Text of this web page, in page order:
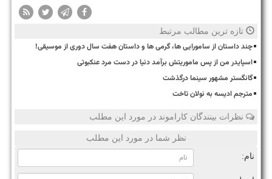
تازه ترین مطالب مرتبط
چند داستان از سامورایی ها، گرمی ها و داستان هفت سال دوری از موسیقی!
اسپایدر من از پس ماموریتش برآمد دنیا در دست مرد عنکبوتی
گانگستر مشهور سینما درگذشت
مترجم ادیسه به نولان تاخت
نظرات بینندگان کاراموند در مورد این مطلب
نظر شما در مورد این مطلب
نام: